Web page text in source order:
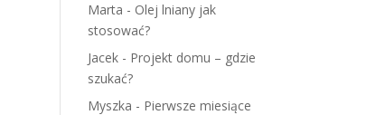
Marta - Olej lniany jak
stosować?
Jacek - Projekt domu – gdzie
szukać?
Myszka - Pierwsze miesiące